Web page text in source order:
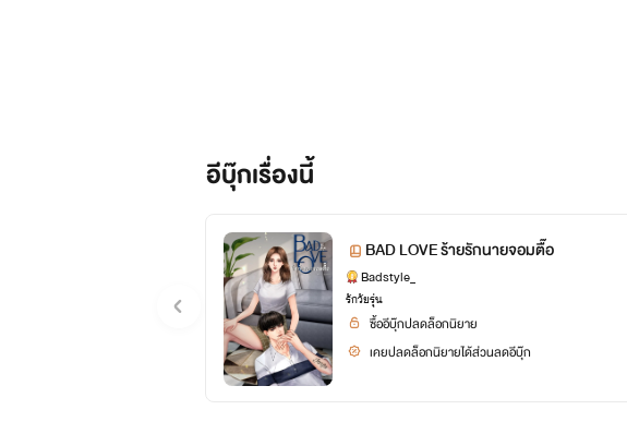
อีบุ๊กเรื่องนี้
BAD LOVE ร้ายรักนายจอมตื๊อ
Badstyle_
รักวัยรุ่น
ซื้ออีบุ๊กปลดล็อกนิยาย
เคยปลดล็อกนิยายได้ส่วนลดอีบุ๊ก